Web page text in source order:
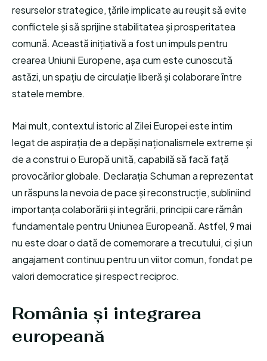
resurselor strategice, țările implicate au reușit să evite
conflictele și să sprijine stabilitatea și prosperitatea
comună. Această inițiativă a fost un impuls pentru
crearea Uniunii Europene, așa cum este cunoscută
astăzi, un spațiu de circulație liberă și colaborare între
statele membre.
Mai mult, contextul istoric al Zilei Europei este intim
legat de aspirația de a depăși naționalismele extreme și
de a construi o Europă unită, capabilă să facă față
provocărilor globale. Declarația Schuman a reprezentat
un răspuns la nevoia de pace și reconstrucție, subliniind
importanța colaborării și integrării, principii care rămân
fundamentale pentru Uniunea Europeană. Astfel, 9 mai
nu este doar o dată de comemorare a trecutului, ci și un
angajament continuu pentru un viitor comun, fondat pe
valori democratice și respect reciproc.
România și integrarea
europeană